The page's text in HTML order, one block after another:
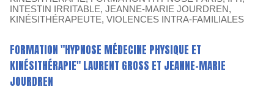
INTESTIN IRRITABLE, JEANNE-MARIE JOURDREN,
KINÉSITHÉRAPEUTE, VIOLENCES INTRA-FAMILIALES
FORMATION "HYPNOSE MÉDECINE PHYSIQUE ET
KINÉSITHÉRAPIE" LAURENT GROSS ET JEANNE-MARIE
JOURDREN